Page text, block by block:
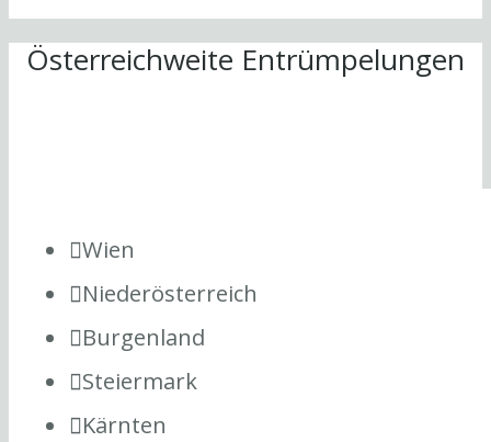
Österreichweite Entrümpelungen
Wien
Niederösterreich
Burgenland
Steiermark
Kärnten